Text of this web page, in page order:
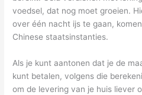
voedsel, dat nog moet groeien.
over één nacht ijs te gaan,
Chinese staatsinstanties.
Als je kunt aantonen dat je de
kunt betalen, volgens die
om de levering van je huis liever